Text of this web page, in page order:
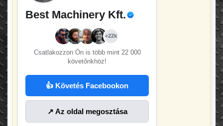
Best Machinery Kft.
+22k
Csatlakozzon Ön is több mint 22 000
követőnkhöz!
👍 Követés Facebookon
↗ Az oldal megosztása